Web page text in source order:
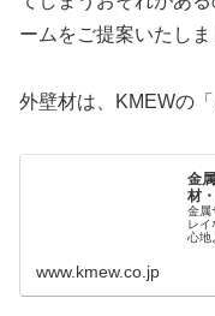
ームをご提案いたしま
外壁材は、KMEWの「
金
材
金属
レイ
心地
www.kmew.co.jp